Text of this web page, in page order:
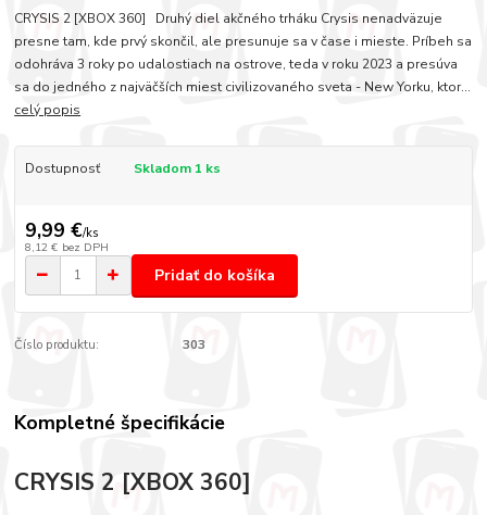
CRYSIS 2 [XBOX 360] Druhý diel akčného trháku Crysis nenadväzuje
presne tam, kde prvý skončil, ale presunuje sa v čase i mieste. Príbeh sa
odohráva 3 roky po udalostiach na ostrove, teda v roku 2023 a presúva
sa do jedného z najväčších miest civilizovaného sveta - New Yorku, ktor...
celý popis
Dostupnosť Skladom 1 ks
9,99 €/ks
8,12 € bez DPH
Pridať do košíka
Číslo produktu: 303
Kompletné špecifikácie
CRYSIS 2 [XBOX 360]